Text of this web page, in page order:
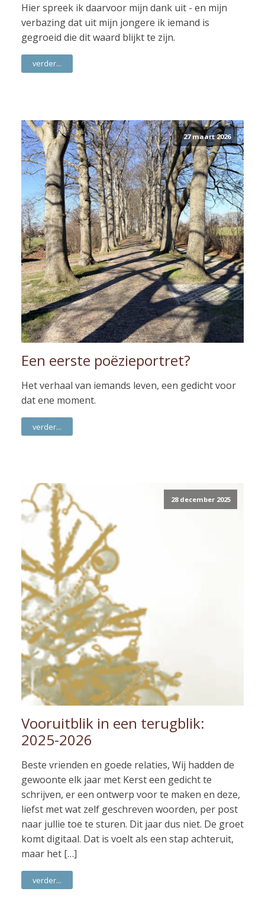
Hier spreek ik daarvoor mijn dank uit - en mijn
verbazing dat uit mijn jongere ik iemand is
gegroeid die dit waard blijkt te zijn.
verder...
27 maart 2026
Een eerste poëzieportret?
Het verhaal van iemands leven, een gedicht voor
dat ene moment.
verder...
28 december 2025
Vooruitblik in een terugblik:
2025-2026
Beste vrienden en goede relaties, Wij hadden de
gewoonte elk jaar met Kerst een gedicht te
schrijven, er een ontwerp voor te maken en deze,
liefst met wat zelf geschreven woorden, per post
naar jullie toe te sturen. Dit jaar dus niet. De groet
komt digitaal. Dat is voelt als een stap achteruit,
maar het […]
verder...